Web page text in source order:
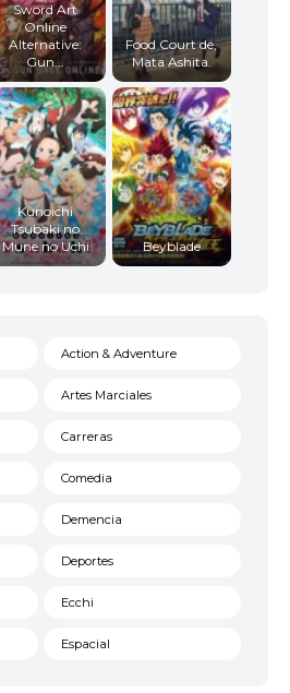
Sword Art
Online
Alternative:
Gun...
Food Court de,
Mata Ashita.
Kunoichi
Tsubaki no
Mune no Uchi
Beyblade
Action & Adventure
Artes Marciales
Carreras
Comedia
Demencia
Deportes
Ecchi
Espacial